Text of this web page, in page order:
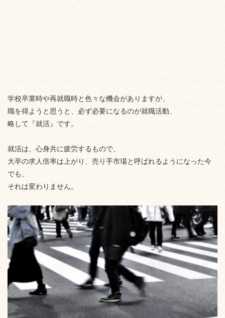
学校卒業時や再就職時と色々な機会がありますが、
職を得ようと思うと、必ず必要になるのが就職活動、
略して『就活』です。
就活は、心身共に疲労するもので、
大卒の求人倍率は上がり、売り手市場と呼ばれるようになった今
でも、
それは変わりません。